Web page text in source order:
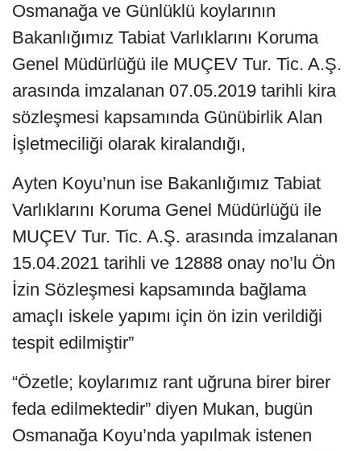
Osmanağa ve Günlüklü koylarının
Bakanlığımız Tabiat Varlıklarını Koruma
Genel Müdürlüğü ile MUÇEV Tur. Tic. A.Ş.
arasında imzalanan 07.05.2019 tarihli kira
sözleşmesi kapsamında Günübirlik Alan
İşletmeciliği olarak kiralandığı,
Ayten Koyu’nun ise Bakanlığımız Tabiat
Varlıklarını Koruma Genel Müdürlüğü ile
MUÇEV Tur. Tic. A.Ş. arasında imzalanan
15.04.2021 tarihli ve 12888 onay no’lu Ön
İzin Sözleşmesi kapsamında bağlama
amaçlı iskele yapımı için ön izin verildiği
tespit edilmiştir”
“Özetle; koylarımız rant uğruna birer birer
feda edilmektedir” diyen Mukan, bugün
Osmanağa Koyu’nda yapılmak istenen